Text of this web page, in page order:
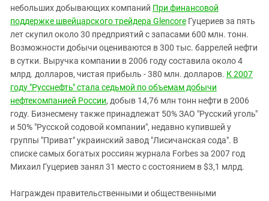
небольших добывающих компаний При финансовой
поддержке швейцарского трейдера Glencore Гуцериев за пять
лет скупил около 30 предприятий с запасами 600 млн. тонн.
Возможности добычи оцениваются в 300 тыс. баррелей нефти
в сутки. Выручка компании в 2006 году составила около 4
млрд. долларов, чистая прибыль - 380 млн. долларов. К 2007
году "Русснефть" стала седьмой по объемам добычи
нефтекомпанией России, добыв 14,76 млн тонн нефти в 2006
году. Бизнесмену также принадлежат 50% ЗАО "Русский уголь"
и 50% "Русской содовой компании", недавно купившей у
группы "Приват" украинский завод "Лисичанская сода". В
списке самых богатых россиян журнала Forbes за 2007 год
Михаил Гуцериев занял 31 место с состоянием в $3,1 млрд.
Награжден правительственными и общественными